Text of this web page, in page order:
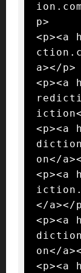
p>
a></p>
on</
</a></
<p><a
on</
<p><a